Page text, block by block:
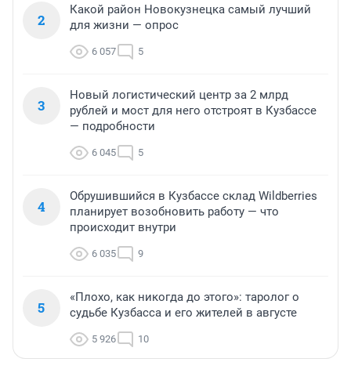
2
Какой район Новокузнецка самый лучший
для жизни — опрос
6 057 5
3
Новый логистический центр за 2 млрд
рублей и мост для него отстроят в Кузбассе
— подробности
6 045 5
4
Обрушившийся в Кузбассе склад Wildberries
планирует возобновить работу — что
происходит внутри
6 035 9
5
«Плохо, как никогда до этого»: таролог о
судьбе Кузбасса и его жителей в августе
5 926 10